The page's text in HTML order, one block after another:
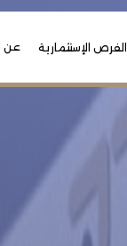
الفرص الإستثمارية عن